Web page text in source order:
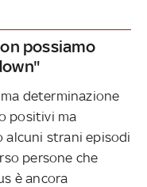
possiamo
determinazione
positivi ma
strani episodi
persone che
è ancora